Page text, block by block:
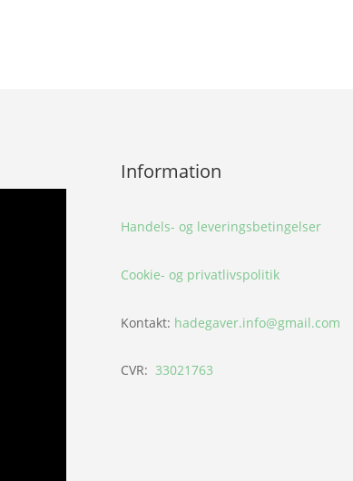
Information
Handels- og leveringsbetingelser
Cookie- og privatlivspolitik
Kontakt: hadegaver.info@gmail.com
CVR: 33021763